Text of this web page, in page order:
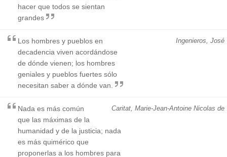
hacer que todos se sientan
grandes
Ingenieros, José
Los hombres y pueblos en
decadencia viven acordándose
de dónde vienen; los hombres
geniales y pueblos fuertes sólo
necesitan saber a dónde van.
Caritat, Marie-Jean-Antoine Nicolas de
Nada es más común
que las máximas de la
humanidad y de la justicia; nada
es más quimérico que
proponerlas a los hombres para